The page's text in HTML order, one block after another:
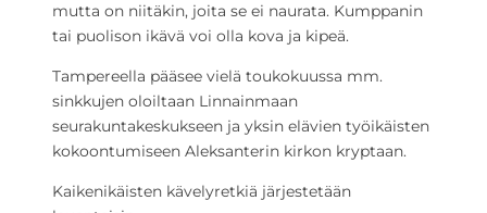
mutta on niitäkin, joita se ei naurata. Kumppanin
tai puolison ikävä voi olla kova ja kipeä.
Tampereella pääsee vielä toukokuussa mm.
sinkkujen oloiltaan Linnainmaan
seurakuntakeskukseen ja yksin elävien työikäisten
kokoontumiseen Aleksanterin kirkon kryptaan.
Kaikenikäisten kävelyretkiä järjestetään